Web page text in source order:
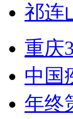
祁连
重庆
中国
年终